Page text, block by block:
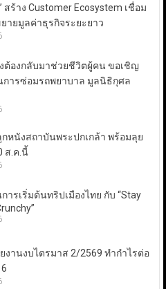
สร้าง Customer Ecosystem เชื่อม
ายมูลค่าธุรกิจระยะยาว
ต้องกลับมาช่วยชีวิตผู้คน ขอเชิญ
การซ่อมรถพยาบาล มูลนิธิกุศล
หนังสถาบันพระปกเกล้า พร้อมลุย
ส.ค.นี้
ารเริ่มต้นทริปเมืองไทย กับ “Stay
งานงบไตรมาส 2/2569 ทำกำไรต่อ